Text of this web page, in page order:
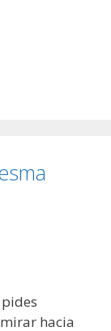
hacia